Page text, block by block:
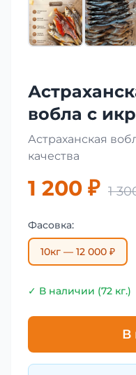
вобла с
Астраханская
качества
1 200 ₽ 1
Фасовка:
10кг — 12 000 ₽
✓ В наличии (72 кг.)
В